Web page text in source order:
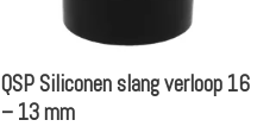
QSP Siliconen slang verloop 16
– 13 mm